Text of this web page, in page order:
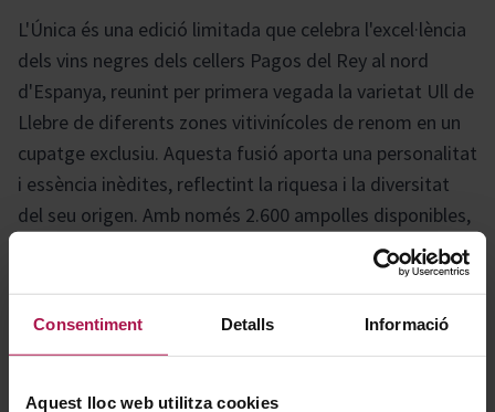
Consentiment Detalls Informació
Aquest lloc web utilitza cookies
L'Única és una edició limitada que celebra l'excel·lència
dels vins negres dels cellers Pagos del Rey al nord
d'Espanya, reunint per primera vegada la varietat Ull de
Llebre de diferents zones vitivinícoles de renom en un
cupatge exclusiu. Aquesta fusió aporta una personalitat
i essència inèdites, reflectint la riquesa i la diversitat
del seu origen. Amb només 2.600 ampolles disponibles,
cada exemplar és una obra d'art única: l'etiqueta,
pintada a mà amb pigments que evoquen la sang de la
d'aquest vi excepcional.